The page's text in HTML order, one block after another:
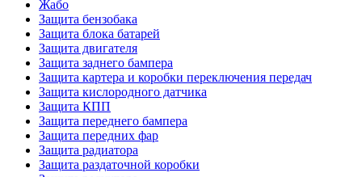
Жабо
Защита бензобака
Защита блока батарей
Защита двигателя
Защита заднего бампера
Защита картера и коробки переключения передач
Защита кислородного датчика
Защита КПП
Защита переднего бампера
Защита передних фар
Защита радиатора
Защита раздаточной коробки